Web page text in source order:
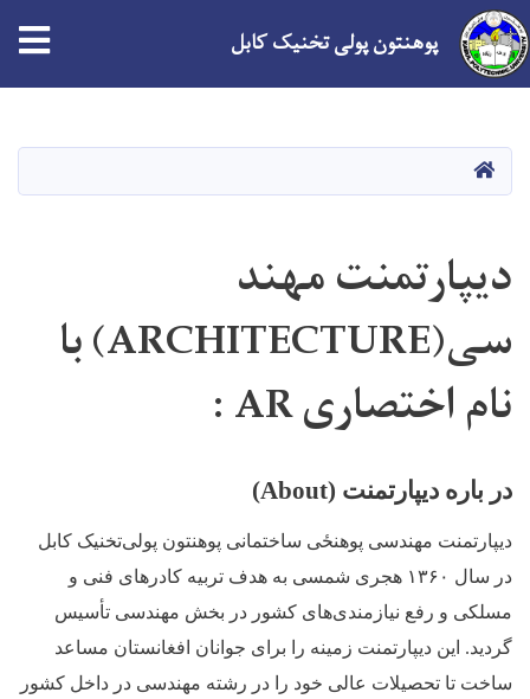
content
پوهنتون پولی تخنیک کابل
HOME
دیپارتمنت مهند
سی(ARCHITECTURE) با
نام اختصاری AR :
در باره دیپارتمنت (About
)
دیپارتمنت مهندسی پوهنځی ساختمانی پوهنتون پولی‌تخنیک کابل
در سال ۱۳۶۰ هجری شمسی به هدف تربیه کادرهای فنی و
مسلکی و رفع نیازمندی‌های کشور در بخش مهندسی تأسیس
گردید. این دیپارتمنت زمینه را برای جوانان افغانستان مساعد
ساخت تا تحصیلات عالی خود را در رشته مهندسی در داخل کشور